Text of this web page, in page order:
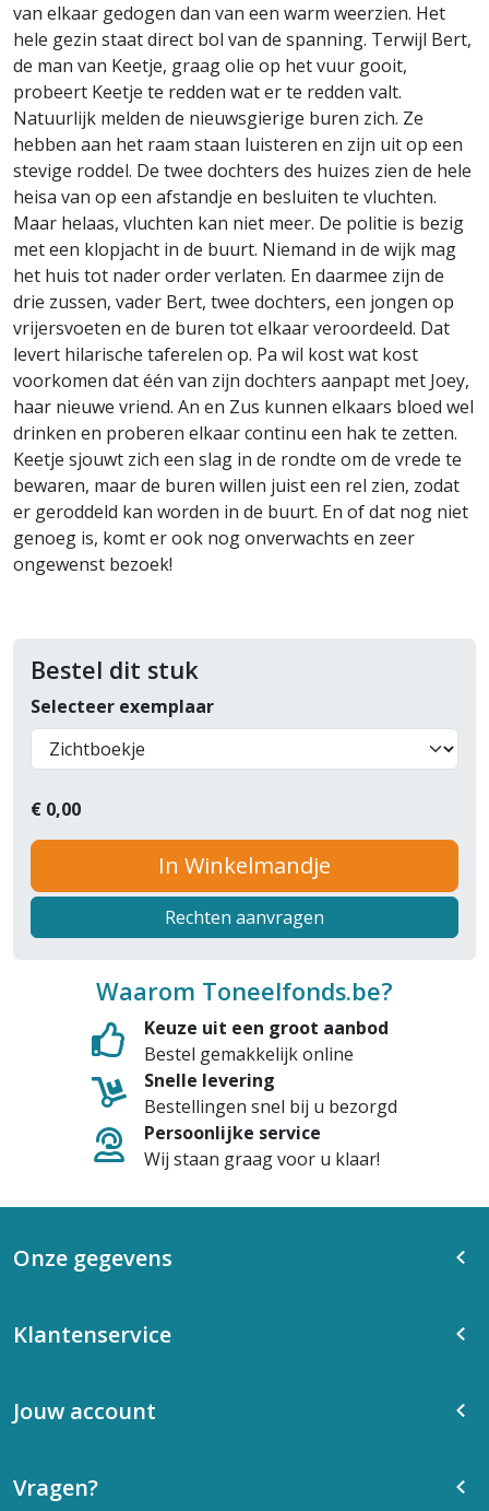
van elkaar gedogen dan van een warm weerzien. Het
hele gezin staat direct bol van de spanning. Terwijl Bert,
de man van Keetje, graag olie op het vuur gooit,
probeert Keetje te redden wat er te redden valt.
Natuurlijk melden de nieuwsgierige buren zich. Ze
hebben aan het raam staan luisteren en zijn uit op een
stevige roddel. De twee dochters des huizes zien de hele
heisa van op een afstandje en besluiten te vluchten.
Maar helaas, vluchten kan niet meer. De politie is bezig
met een klopjacht in de buurt. Niemand in de wijk mag
het huis tot nader order verlaten. En daarmee zijn de
drie zussen, vader Bert, twee dochters, een jongen op
vrijersvoeten en de buren tot elkaar veroordeeld. Dat
levert hilarische taferelen op. Pa wil kost wat kost
voorkomen dat één van zijn dochters aanpapt met Joey,
haar nieuwe vriend. An en Zus kunnen elkaars bloed wel
drinken en proberen elkaar continu een hak te zetten.
Keetje sjouwt zich een slag in de rondte om de vrede te
bewaren, maar de buren willen juist een rel zien, zodat
er geroddeld kan worden in de buurt. En of dat nog niet
genoeg is, komt er ook nog onverwachts en zeer
ongewenst bezoek!
Bestel dit stuk
Selecteer exemplaar
€ 0,00
In Winkelmandje
Rechten aanvragen
Waarom Toneelfonds.be?
Keuze uit een groot aanbod
Bestel gemakkelijk online
Snelle levering
Bestellingen snel bij u bezorgd
Persoonlijke service
Wij staan graag voor u klaar!
Onze gegevens
Klantenservice
Jouw account
Vragen?